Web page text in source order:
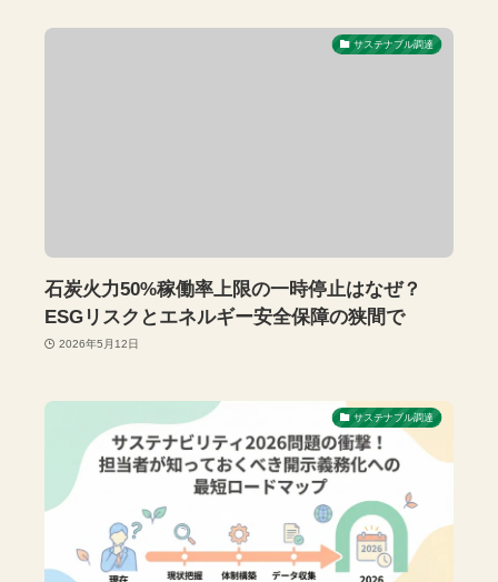
サステナブル調達
石炭火力50%稼働率上限の一時停止はなぜ？
ESGリスクとエネルギー安全保障の狭間で
2026年5月12日
サステナブル調達